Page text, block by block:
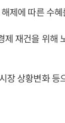
제에 따른 수
재건을 위해
장 상황변화 등